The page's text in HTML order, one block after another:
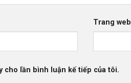
Trang web
cho lần bình luận kế tiếp của tôi.